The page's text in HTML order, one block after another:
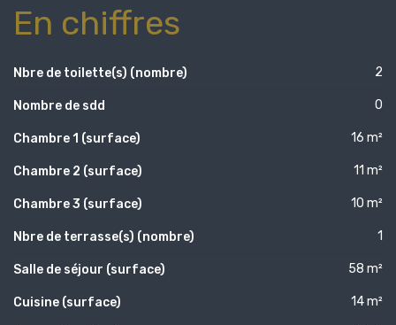
En chiffres
Nbre de toilette(s) (nombre) 2
Nombre de sdd 0
Chambre 1 (surface) 16 m²
Chambre 2 (surface) 11 m²
Chambre 3 (surface) 10 m²
Nbre de terrasse(s) (nombre) 1
Salle de séjour (surface) 58 m²
Cuisine (surface) 14 m²